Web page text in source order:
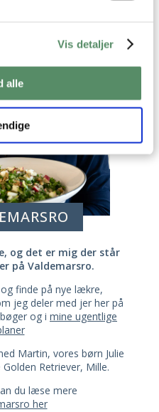
Vis detaljer
alle
og det er mig der står
på Valdemarsro.
finde på nye lækre,
jeg deler med jer her på
og i mine ugentlige
Martin, vores børn Julie
Retriever, Mille.
du læse mere
her